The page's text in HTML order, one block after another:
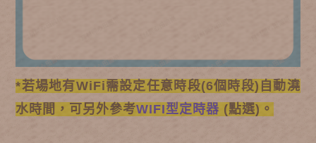
*若場地有WiFi需設定任意時段(6個時段)自動澆
水時間，可另外參考WIFI型定時器 (點選)。